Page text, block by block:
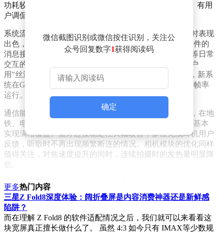
功耗较前代降低约15%，充电时的发热现象也得到改善。有用
户调侃："这次终于不用边充电边举着小风扇了。"
系统流畅度获得普遍认可。升级后的设备在多任务切换时表现
出色，开7个APP仍能保持后台驻留，微信等即时通讯软件的
消息接收延迟问题得到彻底解决。滑动操作、打字输入等日常
交互的跟手性显著增强，动画过渡更加自然，甚至有用户
用"丝滑得像德芙巧克力"形容操作体验。跑分测试显示，新系
统在GPU性能方面提升约8%，各类游戏均能稳定保持高帧率
运行。
通信能力实现突破性优化。5GA网络信号强度提升明显，在地
铁、电梯等弱信号场景中仍能保持3-4格信号，室外环境基本
实现满格覆盖。蓝牙连接稳定性大幅改善，多位无线耳机用户
反馈，听歌时不再出现频繁断连的情况。相机模块的优化同样
值得关注，对焦速度提升的同时，连续拍摄时的发热量明显降
低。
音频体验带来意外惊喜。系统对低音的渲染能力显著增强，播
放欧美流行音乐时能清晰感受到鼓点的震撼力。充电速度的微
调也获得好评，虽然官方未明确说明，但实测显示从0%充至
80%所需时间缩短约10分钟。值得注意的是，升级后电池健康
度未出现异常下降，这打消了部分用户对系统更新的顾虑。
微信截图识别或微信按住识别，关注公
众号回复数字1获得阅读码
确定
更多热门内容
三星Z Fold8深度体验：阔折叠屏是内容消费神器还是新鲜感
陷阱？
而在理解 Z Fold8 的软件适配情况之后，我们就可以来看看这
块宽屏真正擅长做什么了。 虽然 4:3 如今只有 IMAX等少数规